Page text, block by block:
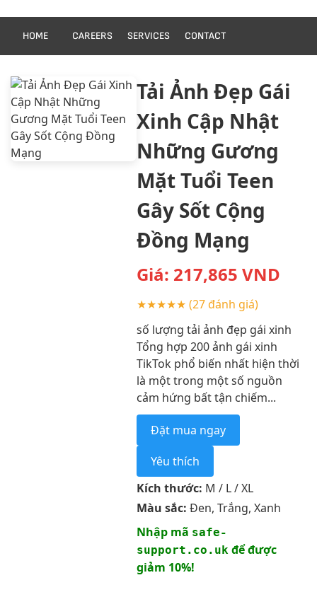
HOME CAREERS SERVICES CONTACT
Tải Ảnh Đẹp Gái
Xinh Cập Nhật
Những Gương
Mặt Tuổi Teen
Gây Sốt Cộng
Đồng Mạng
Giá: 217,865 VND
★★★★★ (27 đánh giá)
số lượng tải ảnh đẹp gái xinh
Tổng hợp 200 ảnh gái xinh
TikTok phổ biến nhất hiện thời
là một trong một số nguồn
cảm hứng bất tận chiếm...
Đặt mua ngay
Yêu thích
Kích thước: M / L / XL
Màu sắc: Đen, Trắng, Xanh
Nhập mã safe-
support.co.ukđể được
giảm 10%!